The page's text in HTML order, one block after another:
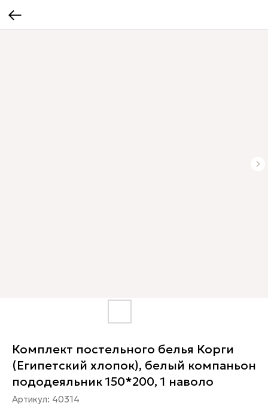
Комплект постельного белья Корги
(Египетский хлопок), белый компаньон
пододеяльник 150*200, 1 наволо
Артикул: 40314